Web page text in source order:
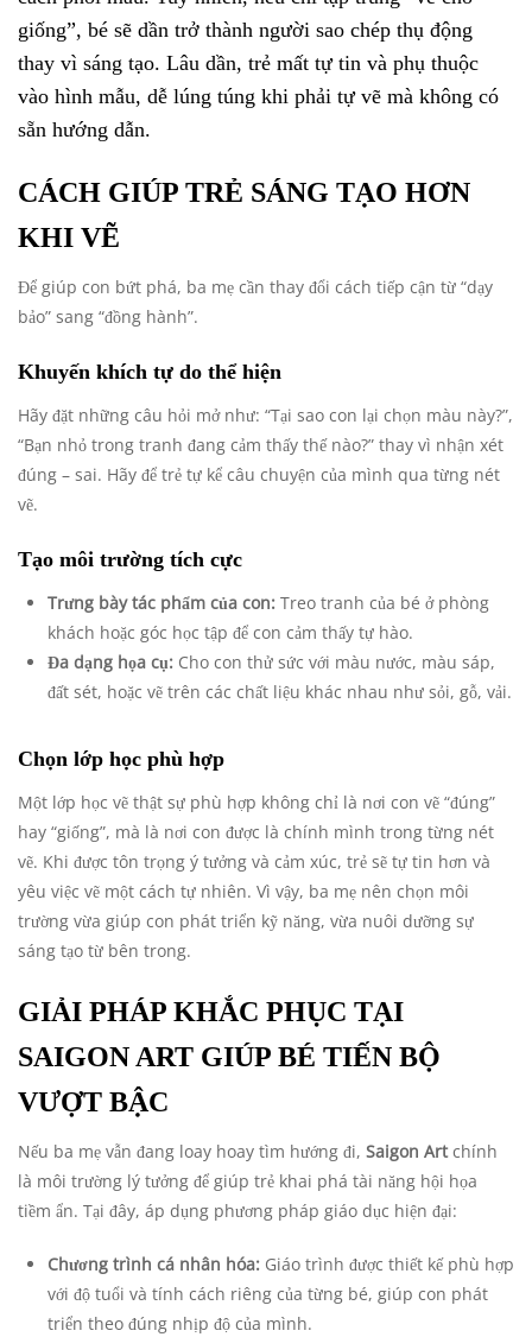
giống”, bé sẽ dần trở thành người sao chép thụ động
thay vì sáng tạo. Lâu dần, trẻ mất tự tin và phụ thuộc
vào hình mẫu, dễ lúng túng khi phải tự vẽ mà không có
sẵn hướng dẫn.
CÁCH GIÚP TRẺ SÁNG TẠO HƠN
KHI VẼ
Để giúp con bứt phá, ba mẹ cần thay đổi cách tiếp cận từ “dạy
bảo” sang “đồng hành”.
Khuyến khích tự do thể hiện
Hãy đặt những câu hỏi mở như: “Tại sao con lại chọn màu này?”,
“Bạn nhỏ trong tranh đang cảm thấy thế nào?” thay vì nhận xét
đúng – sai. Hãy để trẻ tự kể câu chuyện của mình qua từng nét
vẽ.
Tạo môi trường tích cực
Trưng bày tác phẩm của con: Treo tranh của bé ở phòng
khách hoặc góc học tập để con cảm thấy tự hào.
Đa dạng họa cụ: Cho con thử sức với màu nước, màu sáp,
đất sét, hoặc vẽ trên các chất liệu khác nhau như sỏi, gỗ, vải.
Chọn lớp học phù hợp
Một lớp học vẽ thật sự phù hợp không chỉ là nơi con vẽ “đúng”
hay “giống”, mà là nơi con được là chính mình trong từng nét
vẽ. Khi được tôn trọng ý tưởng và cảm xúc, trẻ sẽ tự tin hơn và
yêu việc vẽ một cách tự nhiên. Vì vậy, ba mẹ nên chọn môi
trường vừa giúp con phát triển kỹ năng, vừa nuôi dưỡng sự
sáng tạo từ bên trong.
GIẢI PHÁP KHẮC PHỤC TẠI
SAIGON ART GIÚP BÉ TIẾN BỘ
VƯỢT BẬC
Nếu ba mẹ vẫn đang loay hoay tìm hướng đi, Saigon Artchính
là môi trường lý tưởng để giúp trẻ khai phá tài năng hội họa
tiềm ẩn. Tại đây, áp dụng phương pháp giáo dục hiện đại:
Chương trình cá nhân hóa: Giáo trình được thiết kế phù hợp
với độ tuổi và tính cách riêng của từng bé, giúp con phát
triển theo đúng nhịp độ của mình.